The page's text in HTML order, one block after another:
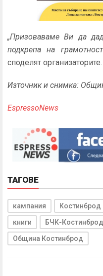
„Призоваваме Ви да
подкрепа на
споделят организаторите.
Източник и снимка:
EspressoNews
ТАГОВЕ
кампания Костинброд
книги БЧК-Костинброд
Община Костинброд